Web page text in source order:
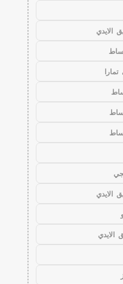
الايدي
الايدي